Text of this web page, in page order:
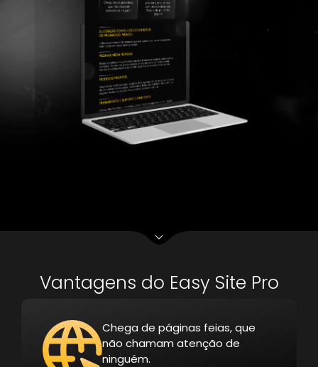
Vantagens do Easy Site Pro
Chega de páginas feias, que
não chamam atenção de
ninguém.